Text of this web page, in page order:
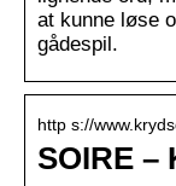
at kunne løse
gådespil.
http s://
SOIRE –